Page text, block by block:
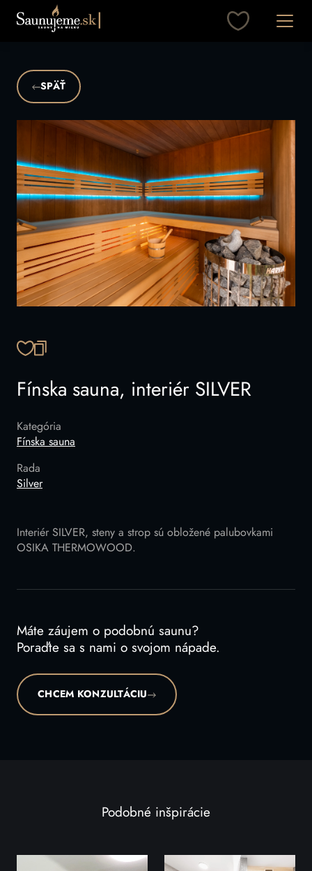
SPÄŤ
SKOPÍROVAŤ ODKAZ
Fínska sauna, interiér SILVER
Kategória
Fínska sauna
Rada
Silver
Interiér SILVER, steny a strop sú obložené palubovkami
OSIKA THERMOWOOD.
Máte záujem o podobnú saunu?
Poraďte sa s nami o svojom nápade.
CHCEM KONZULTÁCIU
Podobné inšpirácie